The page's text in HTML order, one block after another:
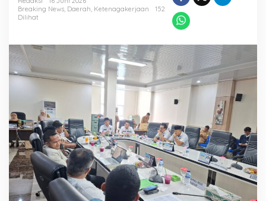
a
r
t
r
a
n
u
b
a
U
l
Breaking News, Daerah, Ketenagakerjaan
152
Dilihat